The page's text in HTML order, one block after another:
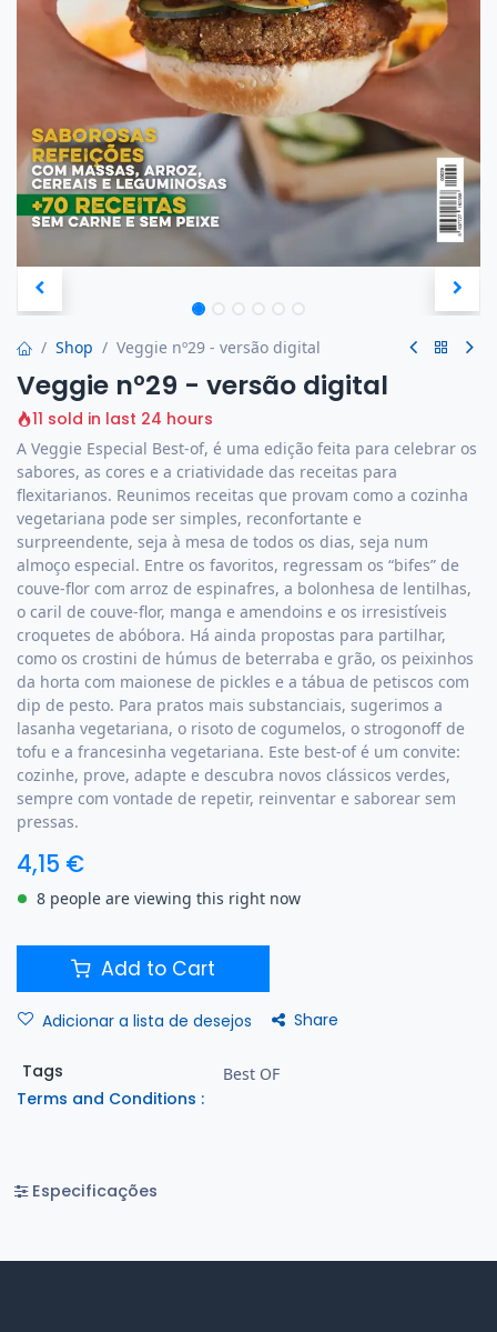
Shop Veggie nº29 - versão digital
Veggie nº29 - versão digital
11 sold in last 24 hours
A Veggie Especial Best-of, é uma edição feita para celebrar os
sabores, as cores e a criatividade das receitas para
flexitarianos. Reunimos receitas que provam como a cozinha
vegetariana pode ser simples, reconfortante e
surpreendente, seja à mesa de todos os dias, seja num
almoço especial. Entre os favoritos, regressam os “bifes” de
couve-flor com arroz de espinafres, a bolonhesa de lentilhas,
o caril de couve-flor, manga e amendoins e os irresistíveis
croquetes de abóbora. Há ainda propostas para partilhar,
como os crostini de húmus de beterraba e grão, os peixinhos
da horta com maionese de pickles e a tábua de petiscos com
dip de pesto. Para pratos mais substanciais, sugerimos a
lasanha vegetariana, o risoto de cogumelos, o strogonoff de
tofu e a francesinha vegetariana. Este best-of é um convite:
cozinhe, prove, adapte e descubra novos clássicos verdes,
sempre com vontade de repetir, reinventar e saborear sem
pressas.
4,15 €
8 people are viewing this right now
Add to Cart
Adicionar a lista de desejos Share
Tags Best OF
Terms and Conditions :
Especificações